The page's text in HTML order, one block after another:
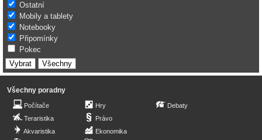
Ostatní
Mobily a tablety
Notebooky
Připomínky
Pokec
Všechny poradny
Počítače
Teraristika
Akvaristika
Hry
Právo
Ekonomika
Debaty